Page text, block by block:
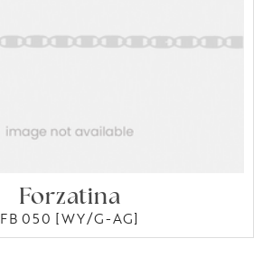
Forzatina
FB 050 [WY/G-AG]